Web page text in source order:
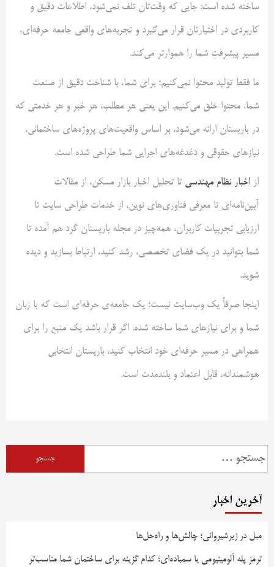
ساخته شده است: جایی که وقت‌تان تلف نمی‌شود، اطلاعات دقیق و
کاربردی در اختیارتان قرار می‌گیرد و تجربه‌های واقعی جامعه حرفه‌ای،
مسیر پیشرفت شما را هموارتر می‌کند.
ما فقط تولید محتوا نمی‌کنیم؛ برای شما، با شناخت دقیق از صنعت
شما، محتوا خلق می‌کنیم. این یعنی هر مطلب، هر خبر و هر خدمتی که
در باریستان ارائه می‌شود، بر اساس واقعیت‌های پروژه‌های ساختمانی،
نیازهای حقوقی و دغدغه‌های اجرایی شما طراحی شده است.
از اخبار نظام مهندسی تا تحلیل اخبار بازار مسکن، از مقالات
آیین‌نامه‌ای تا معرفی فناوری‌های نوین، از خدمات طراحی سایت تا
ارزیابی تجربیات کاربران، همه‌چیز در مجله باریستان گرد هم آمده تا
شما بتوانید در یک فضای تخصصی، رشد کنید، ارتباط بسازید و دیده
شوید.
اینجا صرفاً یک وب‌سایت نیست؛ یک جامعه‌ی حرفه‌ای است که با زبان
شما و برای نیازهای شما ساخته شده. اگر قرار باشد یک منبع را برای
همراهی در مسیر حرفه‌ای خود انتخاب کنید، باریستان انتخابی
هوشمندانه، قابل اعتماد و بلندمدت است.
جستجو
برای:
آخرین اخبار
مبل در زیرشیروانی؛ چالش‌ها و راه‌حل‌ها
ترمز پله آلومینیومی یا سمباده‌ای؛ کدام گزینه برای ساختمان شما مناسب‌تر